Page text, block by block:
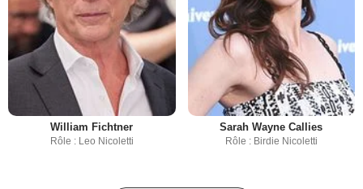
William Fichtner
Rôle : Leo Nicoletti
Sarah Wayne Callies
Rôle : Birdie Nicoletti